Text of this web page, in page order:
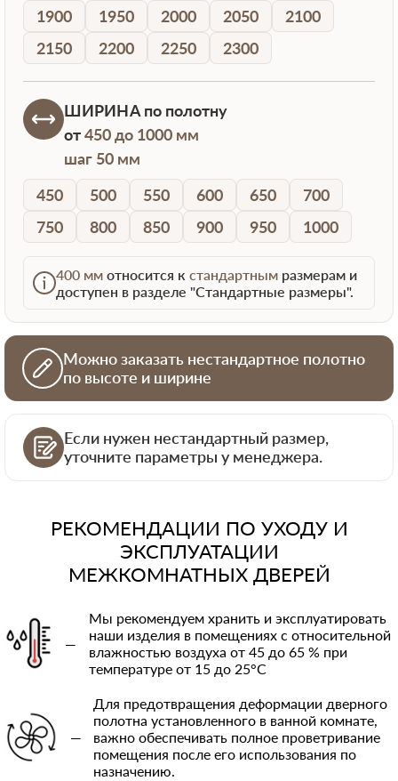
1900
1950 2000 2050
2100
2150
2200 2250 2300
ШИРИНАпо полотну
от450 до 1000 мм
шаг 50 мм
450
500 550 600 650
700
750
800 850 900 950 1000
400 мм относится к стандартным размерам и
доступен в разделе "Стандартные размеры".
Можно заказать нестандартное полотно
по высоте и ширине
Если нужен нестандартный размер,
уточните параметры у менеджера.
РЕКОМЕНДАЦИИ ПО УХОДУ И
ЭКСПЛУАТАЦИИ
МЕЖКОМНАТНЫХ ДВЕРЕЙ
—
Мы рекомендуем хранить и эксплуатировать
наши изделия в помещениях с относительной
влажностью воздуха от 45 до 65 % при
температуре от 15 до 25°C
—
Для предотвращения деформации дверного
полотна установленного в ванной комнате,
важно обеспечивать полное проветривание
помещения после его использования по
назначению.